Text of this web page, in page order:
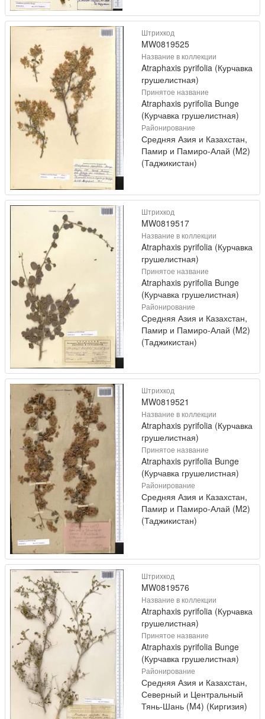
Штрихкод
MW0819525
Название в коллекции
Atraphaxis pyrifolia (Курчавка
грушелистная)
Принятое название
Atraphaxis pyrifolia Bunge
(Курчавка грушелистная)
Районирование
Средняя Азия и Казахстан,
Памир и Памиро-Алай (M2)
(Таджикистан)
Штрихкод
MW0819517
Название в коллекции
Atraphaxis pyrifolia (Курчавка
грушелистная)
Принятое название
Atraphaxis pyrifolia Bunge
(Курчавка грушелистная)
Районирование
Средняя Азия и Казахстан,
Памир и Памиро-Алай (M2)
(Таджикистан)
Штрихкод
MW0819521
Название в коллекции
Atraphaxis pyrifolia (Курчавка
грушелистная)
Принятое название
Atraphaxis pyrifolia Bunge
(Курчавка грушелистная)
Районирование
Средняя Азия и Казахстан,
Памир и Памиро-Алай (M2)
(Таджикистан)
Штрихкод
MW0819576
Название в коллекции
Atraphaxis pyrifolia (Курчавка
грушелистная)
Принятое название
Atraphaxis pyrifolia Bunge
(Курчавка грушелистная)
Районирование
Средняя Азия и Казахстан,
Северный и Центральный
Тянь-Шань (M4) (Киргизия)